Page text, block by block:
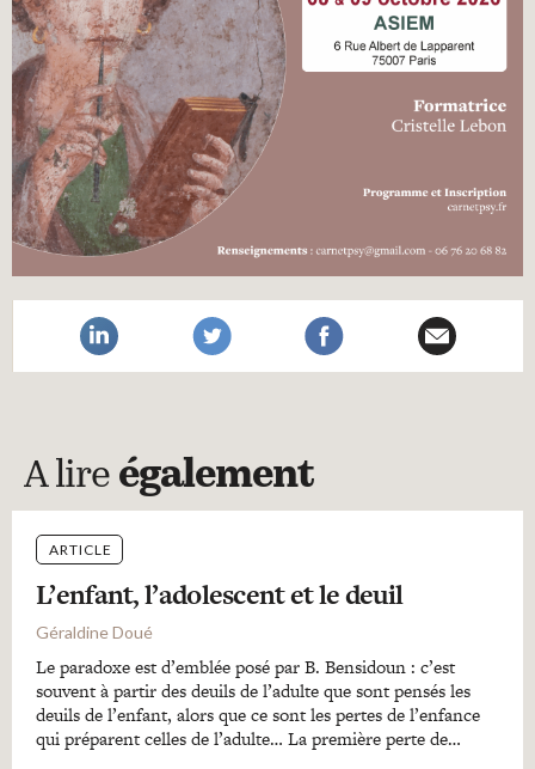
A lire également
ARTICLE
L’enfant, l’adolescent et le deuil
Géraldine Doué
Le paradoxe est d’emblée posé par B. Bensidoun : c’est
souvent à partir des deuils de l’adulte que sont pensés les
deuils de l’enfant, alors que ce sont les pertes de l’enfance
qui préparent celles de l’adulte… La première perte de…